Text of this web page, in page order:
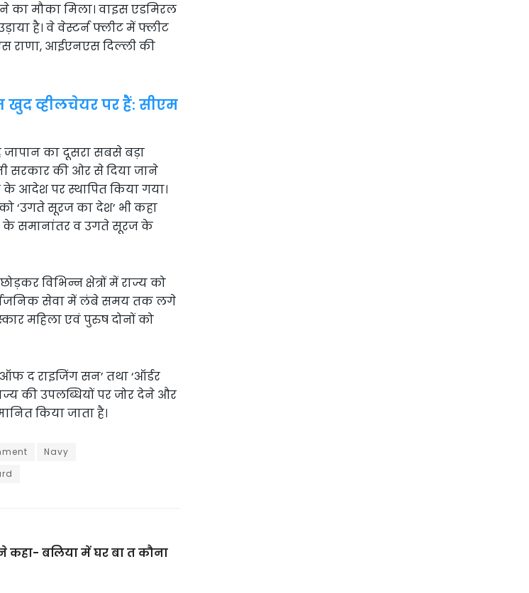
का मौका मिला। वाइस एडमिरल
है। वे वेस्टर्न फ्लीट में फ्लीट
राणा, आईएनएस दिल्ली की
व्हीलचेयर पर हैं: सीएम
जापान का दूसरा सबसे बड़ा
सरकार की ओर से दिया जाने
के आदेश पर स्थापित किया गया।
‘उगते सूरज का देश’ भी कहा
के समानांतर व उगते सूरज के
विभिन्न क्षेत्रों में राज्य को
सेवा में लंबे समय तक लगे
महिला एवं पुरुष दोनों को
द राइजिंग सन’ तथा ‘ऑर्डर
की उपलब्धियों पर जोर देने और
किया जाता है।
Navy
कहा- बलिया में घर बा त कौना